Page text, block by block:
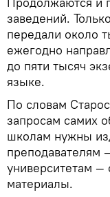
заведений.
передали около
ежегодно
до пяти тысяч
языке.
По словам
запросам самих
школам нужны
преподавателям
университетам
материалы.